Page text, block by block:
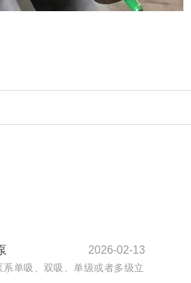
2026-02-13
单吸、双吸、单级或者多级立